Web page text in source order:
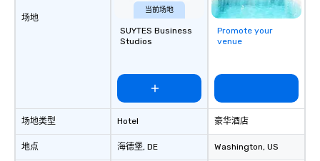
场地
场地类型
地点
当前场地
SUYTES Business
Studios
Hotel
海德堡, DE
Promote your
venue
豪华酒店
Washington, US